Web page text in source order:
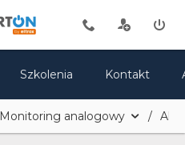
Szkolenia Kontakt
Monitoring analogowy